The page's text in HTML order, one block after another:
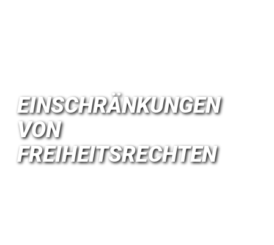
EINSCHRÄNKUNGEN
VON
FREIHEITSRECHTEN